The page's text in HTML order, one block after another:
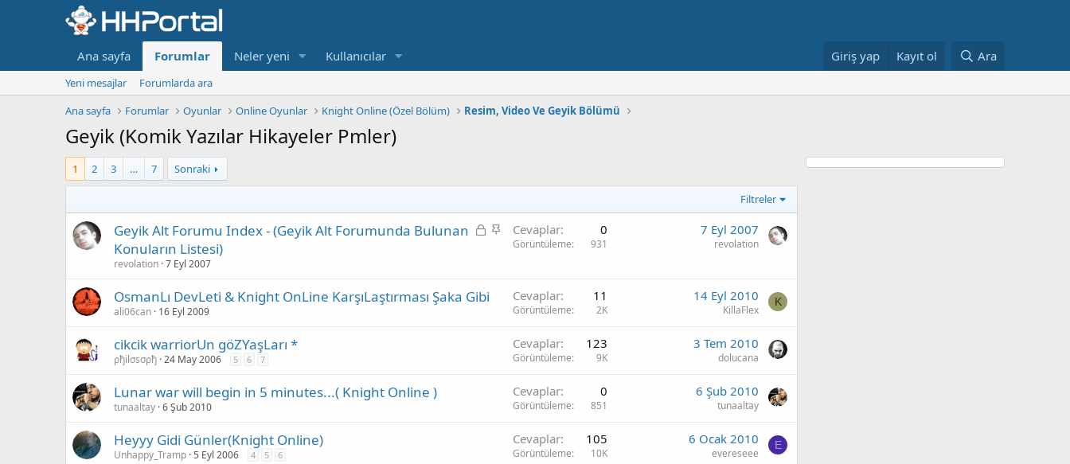
Ana sayfa Forumlar Neler yeni Kullanıcılar Giriş yap Kayıt ol Ara
Yeni mesajlar
Forumlarda ara
Ana sayfa
Forumlar Oyunlar Online Oyunlar Knight Online (Özel Bölüm) Resim, Video Ve Geyik Bölümü
Geyik (Komik Yazılar Hikayeler Pmler)
1 2 3 … 7 Sonraki
Filtreler
K
t
S
Geyik Alt Forumu Index - (Geyik Alt Forumunda Bulunan
Konuların Listesi)
revolation 7 Eyl 2007
Cevaplar 0
Görüntüleme 931
7 Eyl 2007
revolation
OsmanLı DevLeti & Knight OnLine KarşıLaştırması Şaka Gibi
ali06can 16 Eyl 2009
Cevaplar 11
Görüntüleme 2K
14 Eyl 2010
KillaFlex
K
cikcik warriorUn göZYaşLarı *
ρђilσѕσρђ 24 May 2006 5 6 7
Cevaplar 123
Görüntüleme 9K
3 Tem 2010
dolucana
Lunar war will begin in 5 minutes...( Knight Online )
tunaaltay 6 Şub 2010
Cevaplar 0
Görüntüleme 851
6 Şub 2010
tunaaltay
Heyyy Gidi Günler(Knight Online)
Unhappy_Tramp 5 Eyl 2006 4 5 6
Cevaplar 105
Görüntüleme 10K
6 Ocak 2010
evereseee
E